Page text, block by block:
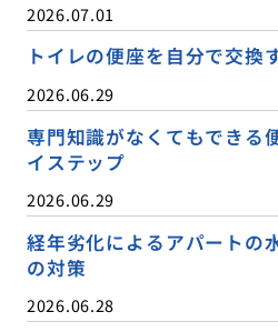
2026.07.01
トイレの便座を自分で交換
2026.06.29
専門知識がなくてもできる
イステップ
2026.06.29
経年劣化によるアパートの
の対策
2026.06.28